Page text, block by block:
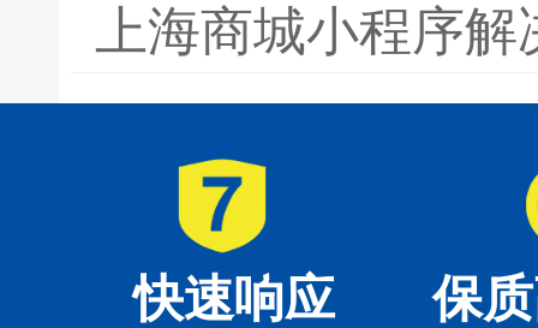
上海商城小程序
快速响应 保